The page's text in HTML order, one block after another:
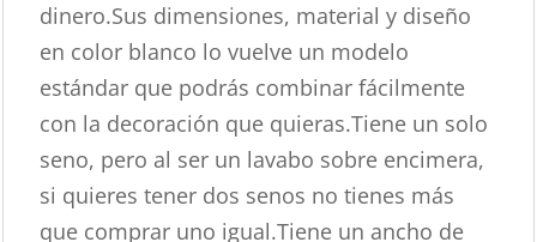
dinero.Sus dimensiones, material y diseño
en color blanco lo vuelve un modelo
estándar que podrás combinar fácilmente
con la decoración que quieras.Tiene un solo
seno, pero al ser un lavabo sobre encimera,
si quieres tener dos senos no tienes más
que comprar uno igual.Tiene un ancho de